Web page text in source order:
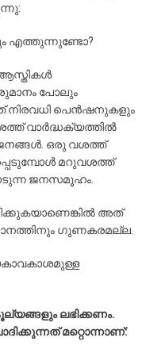
എത്തുന്നുണ്ടോ?
പോലും
നിരവധി പെൻഷനുകളും
വാർദ്ധക്യത്തിൽ
ഒരു വശത്ത്
മറുവശത്ത്
ജനസമൂഹം.
അത്
ഗുണകരമല്ല.
ലഭിക്കണം.
മറ്റൊന്നാണ്: